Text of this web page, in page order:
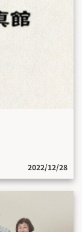
2022/12/28